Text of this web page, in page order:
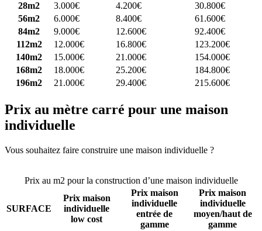
28m2
3.000€ 4.200€
30.800€
56m2
6.000€ 8.400€
61.600€
84m2
9.000€ 12.600€
92.400€
112m2
12.000€ 16.800€
123.200€
140m2
15.000€ 21.000€
154.000€
168m2
18.000€ 25.200€
184.800€
196m2
21.000€ 29.400€ 215.600€
Prix au mètre carré pour une maison
individuelle
Vous souhaitez faire construire une maison individuelle ?
Prix au m2 pour la construction d’une maison individuelle
SURFACE
Prix maison
individuelle
low cost
Prix maison
individuelle
entrée de
gamme
Prix maison
individuelle
moyen/haut de
gamme